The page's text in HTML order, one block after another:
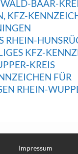
BAAR-
KFZ-
RHEIN-
KFZ-
KREIS
FÜR
RHEIN-
Impressum